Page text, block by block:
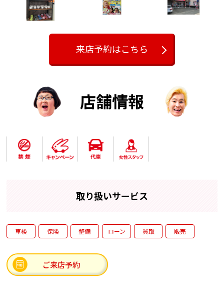
す！！
6月6日～8月2日までの期間、ご成約頂いた方の中から抽選
で星野リゾート宿泊ギフト券やパナソニック オーブンレン
ジビストロなど豪華賞品が当たるチャンス(^_^)/
オリジナルグッズをプレゼント(*^▽^*)
是非この機会に、安心・信頼のラビットへご依頼下さいま
来店予約はこちら
店舗情報
取り扱いサービス
車検 保険 整備 ローン 買取 販売
ご来店予約